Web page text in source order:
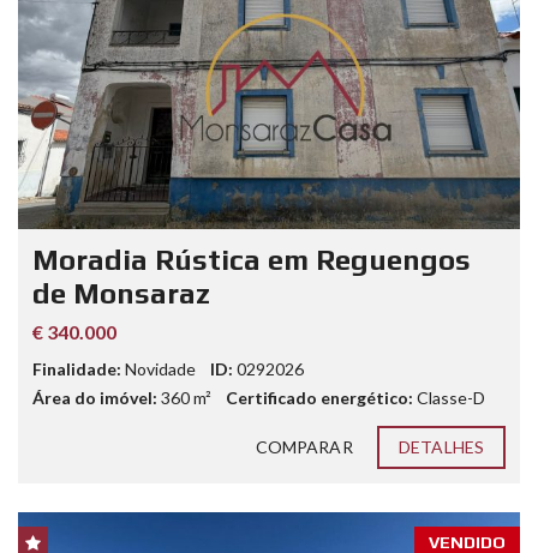
Moradia Rústica em Reguengos
de Monsaraz
€ 340.000
Finalidade: Novidade ID: 0292026
Área do imóvel: 360m² Certificado energético: Classe-D
COMPARAR DETALHES
VENDIDO